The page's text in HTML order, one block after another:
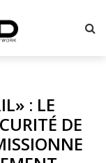
: LE
DE